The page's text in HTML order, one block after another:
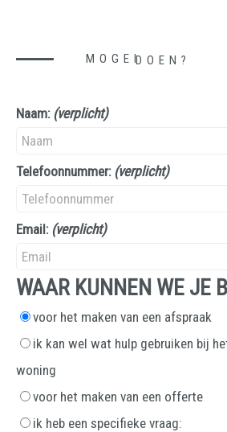
MOGEN WE IETS VOOR JE DOEN?
Naam: (verplicht)
Telefoonnummer: (verplicht)
Email: (verplicht)
WAAR KUNNEN WE JE
voor het maken van een afspraak
ik kan wel wat hulp gebruiken bij
woning
voor het maken van een offerte
ik heb een specifieke vraag: